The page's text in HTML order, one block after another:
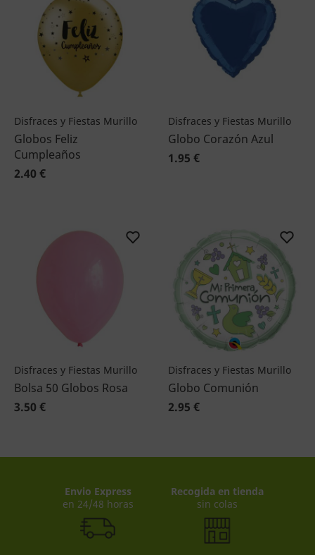
Disfraces y Fiestas Murillo
Globos Feliz
Cumpleaños
2.40 €
Disfraces y Fiestas Murillo
Globo Corazón Azul
1.95 €
Disfraces y Fiestas Murillo
Bolsa 50 Globos Rosa
3.50 €
Disfraces y Fiestas Murillo
Globo Comunión
2.95 €
Envio Express
en 24/48 horas
Recogida en tienda
sin colas